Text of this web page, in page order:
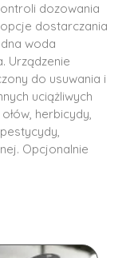
dozowania
dostarczania
woda
Urządzenie
do usuwania i
uciążliwych
herbicydy,
Opcjonalnie